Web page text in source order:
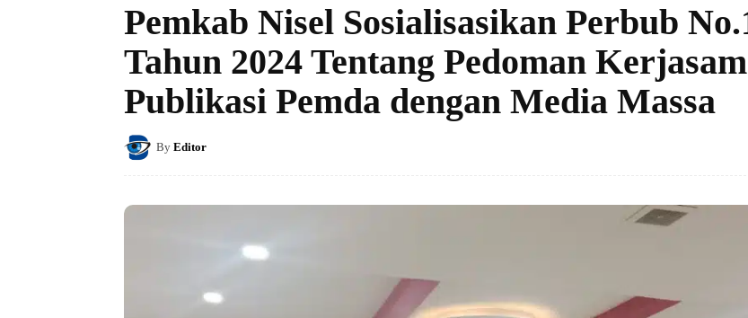
Pemkab Nisel Sosialisasikan Perbub
Tahun 2024 Tentang Pedoman
Publikasi Pemda dengan Media Massa
By Editor